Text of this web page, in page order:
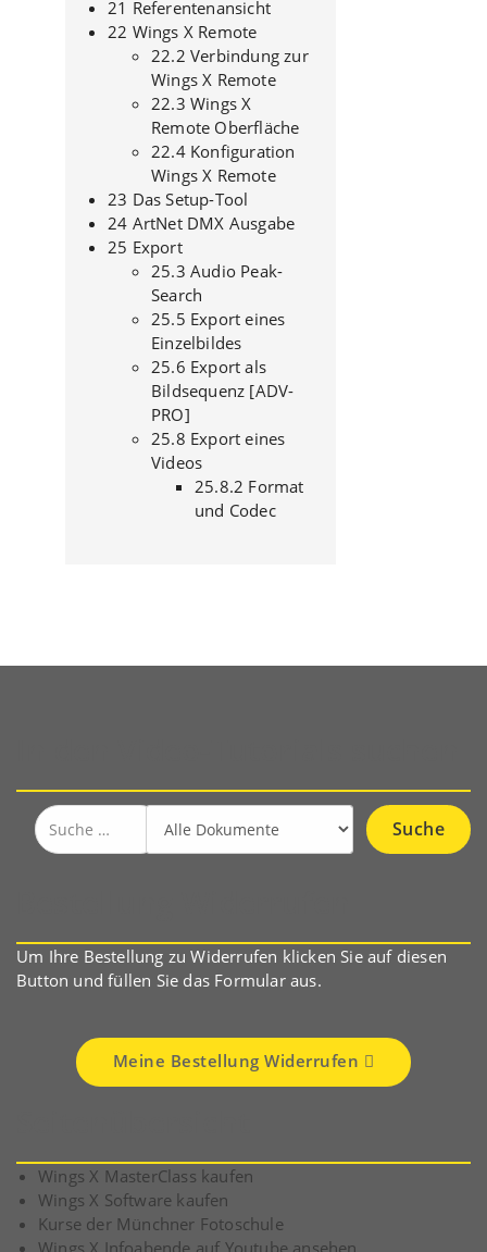
21 Referentenansicht
22 Wings X Remote
22.2 Verbindung zur
Wings X Remote
22.3 Wings X
Remote Oberfläche
22.4 Konfiguration
Wings X Remote
23 Das Setup-Tool
24 ArtNet DMX Ausgabe
25 Export
25.3 Audio Peak-
Search
25.5 Export eines
Einzelbildes
25.6 Export als
Bildsequenz [ADV-
PRO]
25.8 Export eines
Videos
25.8.2 Format
und Codec
Suche
nach:
Um Ihre Bestellung zu Widerrufen klicken Sie auf diesen
Button und füllen Sie das Formular aus.
Meine Bestellung Widerrufen
Wings X MasterClass kaufen
Wings X Software kaufen
Kurse der Münchner Fotoschule
Wings X Infoabende auf Youtube ansehen